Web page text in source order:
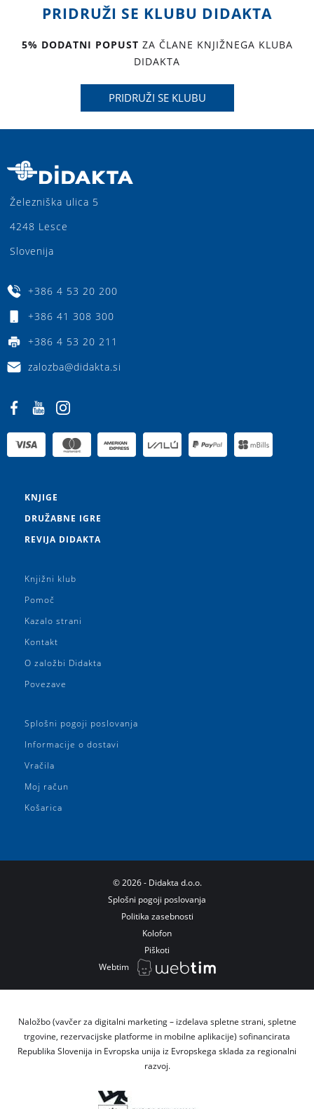
PRIDRUŽI SE KLUBU DIDAKTA
5% DODATNI POPUST ZA ČLANE KNJIŽNEGA KLUBA
DIDAKTA
PRIDRUŽI SE KLUBU
Železniška ulica 5
4248 Lesce
Slovenija
+386 4 53 20 200
+386 41 308 300
+386 4 53 20 211
zalozba@didakta.si
KNJIGE
DRUŽABNE IGRE
REVIJA DIDAKTA
Knjižni klub
Pomoč
Kazalo strani
Kontakt
O založbi Didakta
Povezave
Splošni pogoji poslovanja
Informacije o dostavi
Vračila
Moj račun
Košarica
© 2026 - Didakta d.o.o.
Splošni pogoji poslovanja
Politika zasebnosti
Kolofon
Piškoti
Webtim
Naložbo (vavčer za digitalni marketing – izdelava spletne strani, spletne
trgovine, rezervacijske platforme in mobilne aplikacije) sofinancirata
Republika Slovenija in Evropska unija iz Evropskega sklada za regionalni
razvoj.